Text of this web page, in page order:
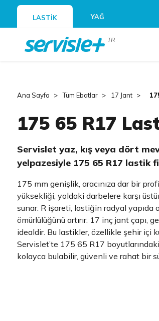
LASTİK YAĞ
TR
Ana Sayfa Tüm Ebatlar 17 Jant
175 65 R17
Servislet yaz, kış veya dört
yelpazesiyle 175 65 R17 lastik
175 mm genişlik, aracınıza dar bir
yüksekliği, yoldaki darbelere karşı
sunar. R işareti, lastiğin radyal yapıda
ömürlülüğünü artırır. 17 inç jant çapı,
idealdir. Bu lastikler, özellikle şehir içi
Servislet’te 175 65 R17
kolayca bulabilir, güvenli ve rahat bir